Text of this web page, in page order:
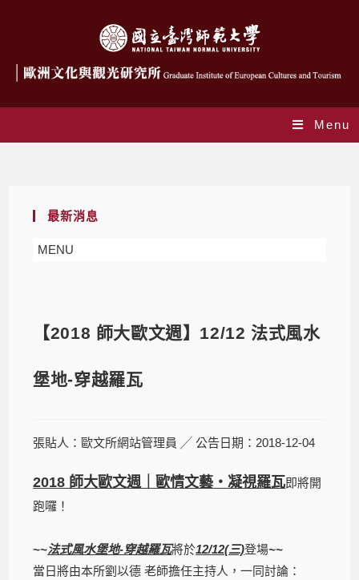
Menu
最新消息
MENU
【2018 師大歐文週】12/12 法式風水
堡地-穿越羅瓦
張貼人：歐文所網站管理員 ╱ 公告日期：2018-12-04
2018 師大歐文週｜歐情文藝・凝視羅瓦即將開
跑囉！
~~法式風水堡地-穿越羅瓦將於12/12(三)登場~~
當日將由本所劉以德 老師擔任主持人，一同討論：